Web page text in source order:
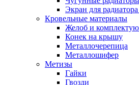
Экран для
Кровельные материалы
Желоб и
Конек на крышу
Металлочерепица
Металлошифер
Метизы
Гайки
Гвозди